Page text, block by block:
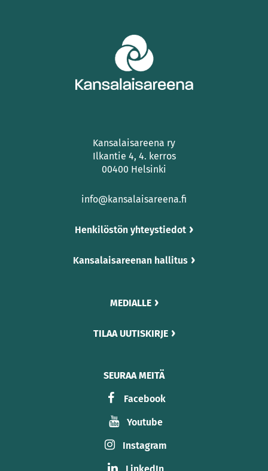
Kansalaisareena ry
Ilkantie 4, 4. kerros
00400 Helsinki
info@kansalaisareena.fi
Henkilöstön yhteystiedot
Kansalaisareenan hallitus
MEDIALLE
TILAA UUTISKIRJE
SEURAA MEITÄ
Facebook
Youtube
Instagram